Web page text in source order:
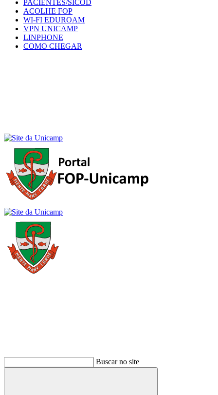
PACIENTES/SICOD
ACOLHE FOP
WI-FI EDUROAM
VPN UNICAMP
LINPHONE
COMO CHEGAR
Buscar no site